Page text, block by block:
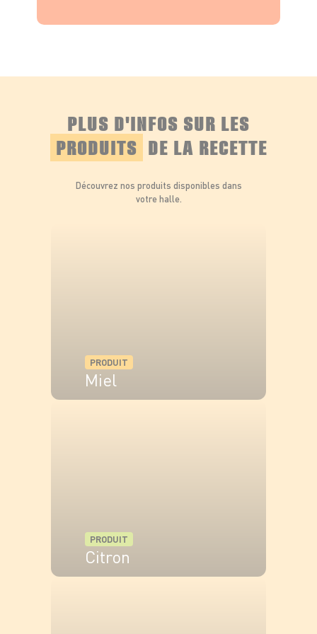
PLUS D'INFOS SUR LES
PRODUITS DE LA RECETTE
Découvrez nos produits disponibles dans
votre halle.
PRODUIT
Miel
PRODUIT
Citron